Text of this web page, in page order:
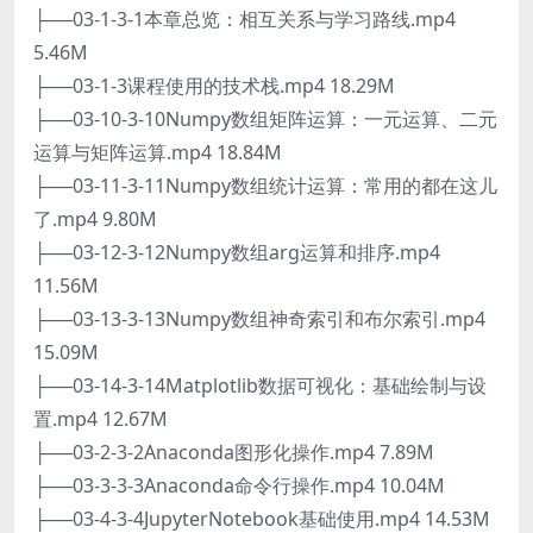
├──03-1-3-1本章总览：相互关系与学习路线.mp4
5.46M
├──03-1-3课程使用的技术栈.mp4 18.29M
├──03-10-3-10Numpy数组矩阵运算：一元运算、二元
运算与矩阵运算.mp4 18.84M
├──03-11-3-11Numpy数组统计运算：常用的都在这儿
了.mp4 9.80M
├──03-12-3-12Numpy数组arg运算和排序.mp4
11.56M
├──03-13-3-13Numpy数组神奇索引和布尔索引.mp4
15.09M
├──03-14-3-14Matplotlib数据可视化：基础绘制与设
置.mp4 12.67M
├──03-2-3-2Anaconda图形化操作.mp4 7.89M
├──03-3-3-3Anaconda命令行操作.mp4 10.04M
├──03-4-3-4JupyterNotebook基础使用.mp4 14.53M